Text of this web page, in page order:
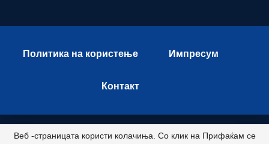
Политика на користење Импресум
Контакт
© 2026 - Istok Press. All Rights Reserved.
Веб -страницата користи колачиња. Со клик на Прифаќам се